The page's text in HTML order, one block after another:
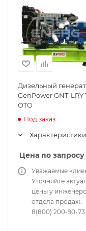
Дизельный
GenPower GNT-LRY
OTO
Под заказ
Характеристики
Цена по запросу
Уважаемые
Уточняйте
цены у
отдела продаж:
8(800) 200-90-73